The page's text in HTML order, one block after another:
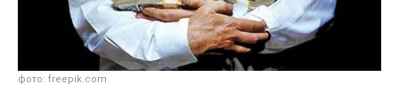
фото: freepik.com